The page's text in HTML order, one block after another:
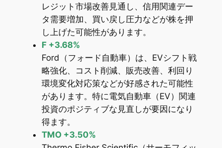
レジット市場改善見通し、信用関連デー
タ需要増加、買い戻し圧力などが株を押
し上げた可能性があります。
F +3.68%
Ford（フォード自動車）は、EVシフト戦
略強化、コスト削減、販売改善、利回り
環境変化対応策などが好感された可能性
があります。特に電気自動車（EV）関連
投資のポジティブな見直しが要因になり
得ます。
TMO +3.50%